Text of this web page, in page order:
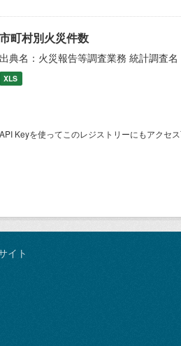
市町村別火災件数
出典名：火災報告等調査業務 統計調査
XLS
API Keyを使ってこのレジストリーにもアクセ
イト